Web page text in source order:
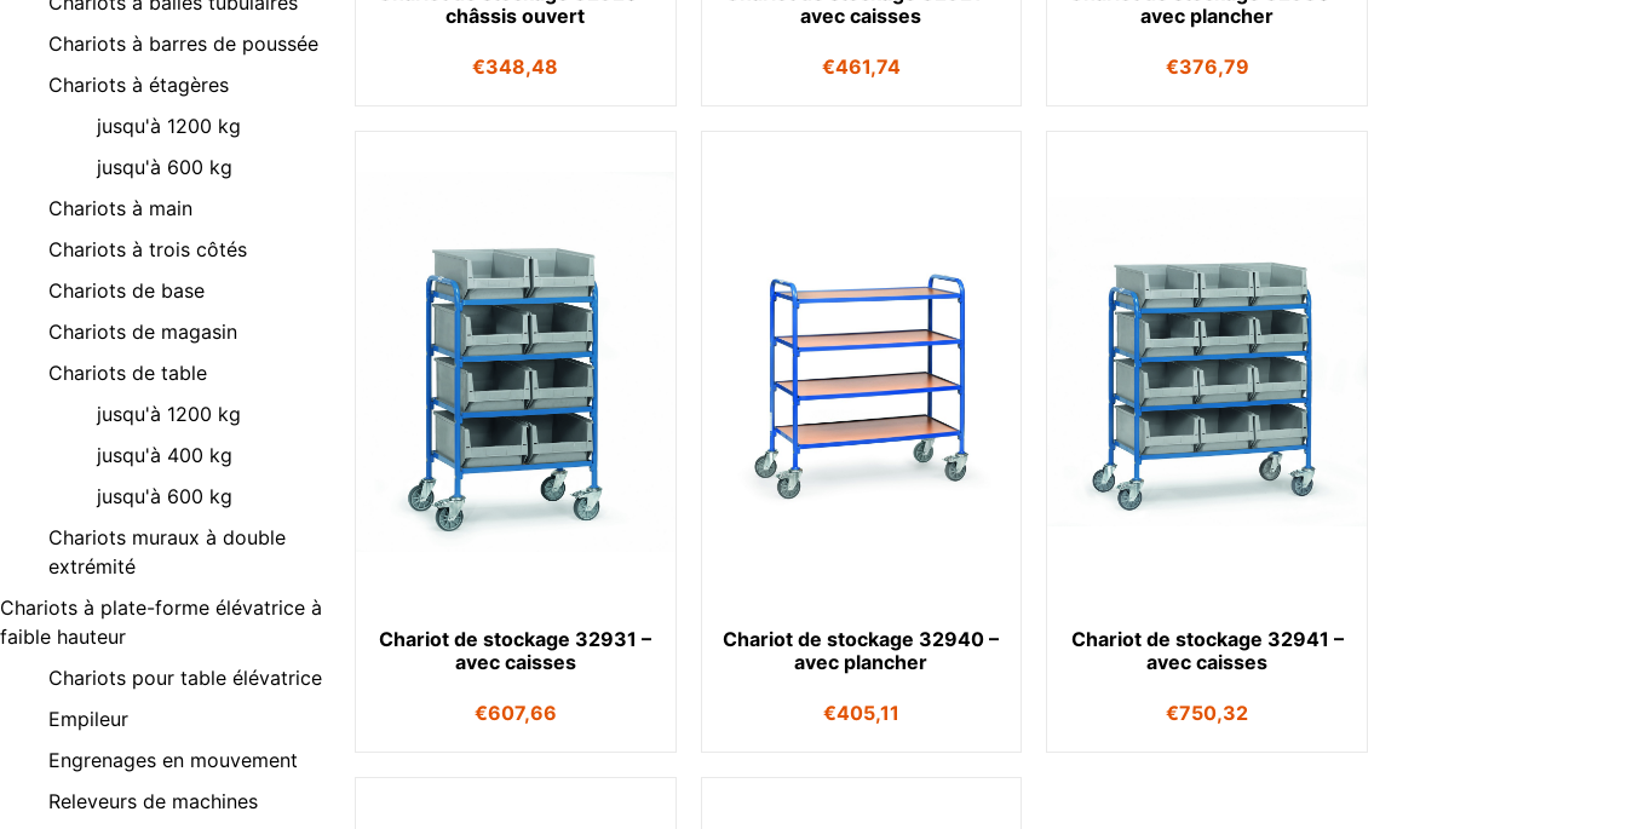
Chariots à barres de poussée
Chariots à étagères
jusqu'à 1200 kg
jusqu'à 600 kg
Chariots à main
Chariots à trois côtés
Chariots de base
Chariots de magasin
Chariots de table
jusqu'à 1200 kg
jusqu'à 400 kg
jusqu'à 600 kg
Chariots muraux à double
extrémité
Chariots à plate-forme élévatrice à
faible hauteur
Chariots pour table élévatrice
Empileur
Engrenages en mouvement
Releveurs de machines
châssis ouvert
€348,48
avec caisses
€461,74
avec plancher
€376,79
Chariot de stockage 32931 –
avec caisses
€607,66
Chariot de stockage 32940 –
avec plancher
€405,11
Chariot de stockage 32941 –
avec caisses
€750,32